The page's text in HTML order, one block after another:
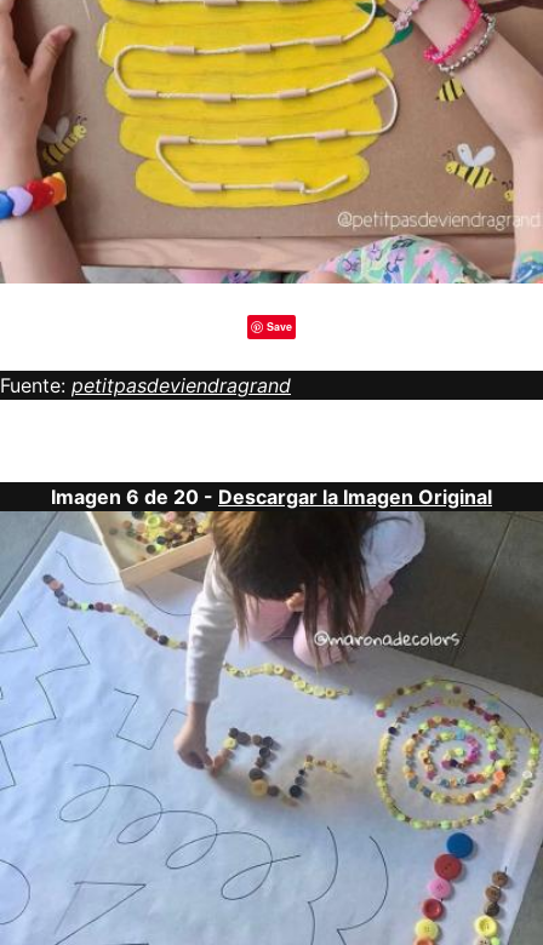
Save
Fuente: petitpasdeviendragrand
Imagen 6 de 20 - Descargar la Imagen Original